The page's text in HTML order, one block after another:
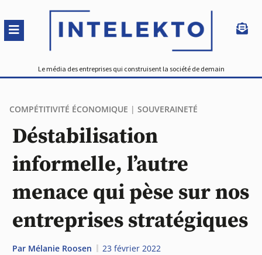
Le média des entreprises qui construisent la société de demain
COMPÉTITIVITÉ ÉCONOMIQUE | SOUVERAINETÉ
Déstabilisation
informelle, l’autre
menace qui pèse sur nos
entreprises stratégiques
Par Mélanie Roosen 23 février 2022